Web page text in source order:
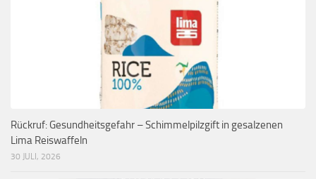
Rückruf: Gesundheitsgefahr – Schimmelpilzgift in gesalzenen
Lima Reiswaffeln
30 JULI, 2026